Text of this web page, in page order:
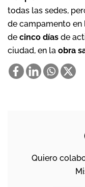
todas las sedes,
de campamento
de cinco días de
ciudad, en la obra
Quiero